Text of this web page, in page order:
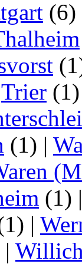
(6)
Trier
(1) |
(1)
|
|